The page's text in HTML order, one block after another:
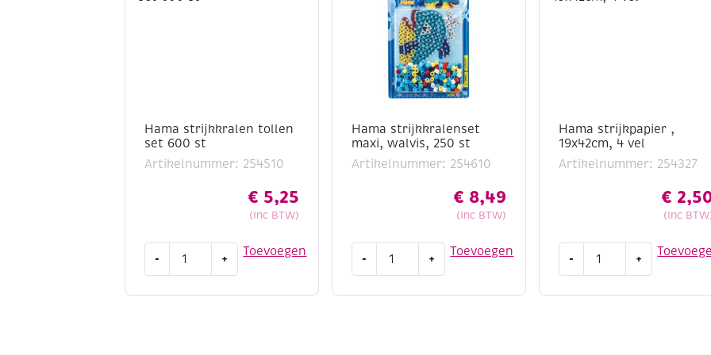
Hama strijkkralen tollen
set 600 st
Artikelnummer: 254510
€ 5,25
(Inc BTW)
Toevoegen
-
strijkkralen
+
Hama strijkkralenset
maxi, walvis, 250 st
Artikelnummer: 254610
€ 8,49
(Inc BTW)
Toevoegen
-
strijkkralenset
+
Hama strijkpapier ,
19x42cm, 4 vel
Artikelnummer: 254327
€
(Inc
-
strijkpapier
+